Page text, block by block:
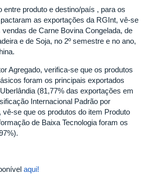
entre produto e destino/país , para os
as exportações da RGInt, vê-se
de Carne Bovina Congelada, de
e de Soja, no 2º semestre e no ano,
Agregado, verifica-se que os produtos
foram os principais exportados
(81,77% das exportações em
Internacional Padrão por
se que os produtos do item Produto
de Baixa Tecnologia foram os
aqui!